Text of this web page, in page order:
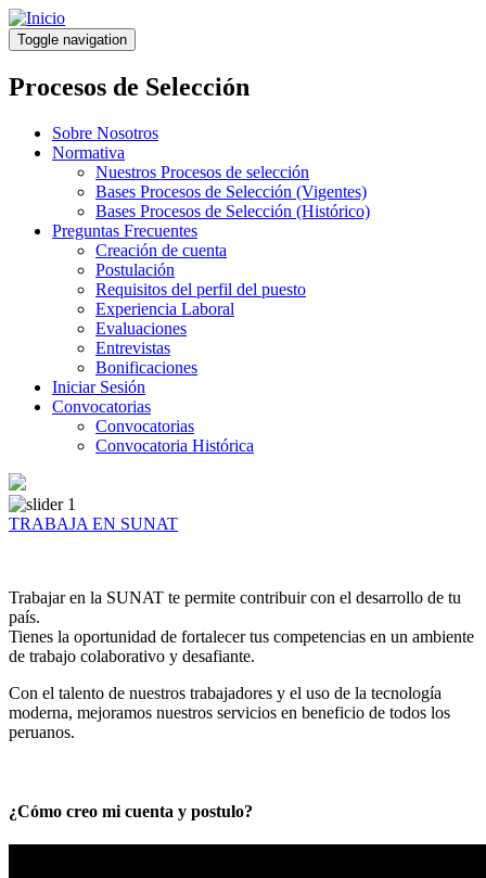
Pasar
al
contenido
principal
Toggle navigation
Procesos de Selección
Sobre Nosotros
Normativa
Nuestros Procesos de selección
Bases Procesos de Selección (Vigentes)
Bases Procesos de Selección (Histórico)
Preguntas Frecuentes
Creación de cuenta
Postulación
Requisitos del perfil del puesto
Experiencia Laboral
Evaluaciones
Entrevistas
Bonificaciones
Iniciar Sesión
Convocatorias
Convocatorias
Convocatoria Histórica
TRABAJA EN SUNAT
Trabajar en la SUNAT te permite contribuir con el desarrollo de tu
país.
Tienes la oportunidad de fortalecer tus competencias en un ambiente
de trabajo colaborativo y desafiante.
Con el talento de nuestros trabajadores y el uso de la tecnología
moderna, mejoramos nuestros servicios en beneficio de todos los
peruanos.
¿Cómo creo mi cuenta y postulo?